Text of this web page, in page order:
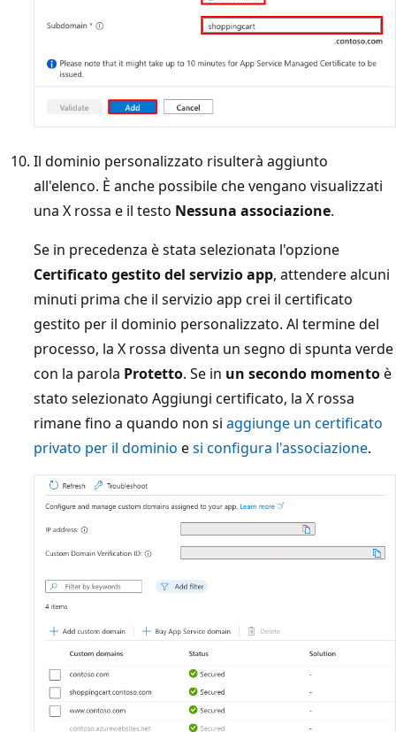
Il dominio personalizzato risulterà aggiunto
all'elenco. È anche possibile che vengano visualizzati
una X rossa e il testo Nessuna associazione.
Se in precedenza è stata selezionata l'opzione
Certificato gestito del servizio app, attendere alcuni
minuti prima che il servizio app crei il certificato
gestito per il dominio personalizzato. Al termine del
processo, la X rossa diventa un segno di spunta verde
con la parola Protetto. Se in un secondo momentoè
stato selezionato Aggiungi certificato, la X rossa
rimane fino a quando non si aggiunge un certificato
privato per il dominio esi configura l'associazione.